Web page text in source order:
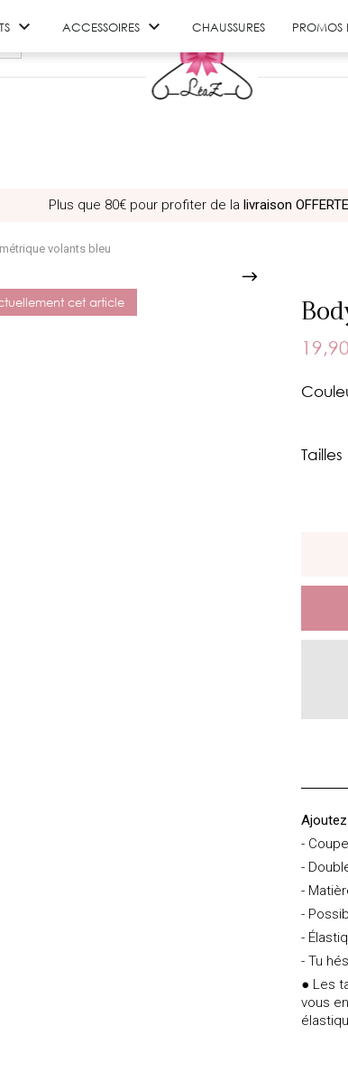
 ACCESSOIRES  CHAUSSURES PROMOS
Plus que 80€ pour profiter de la livraison OFFERTE
volants bleu
cet article
Tailles
-
-
-
-
-
- Tu
● Les
vous